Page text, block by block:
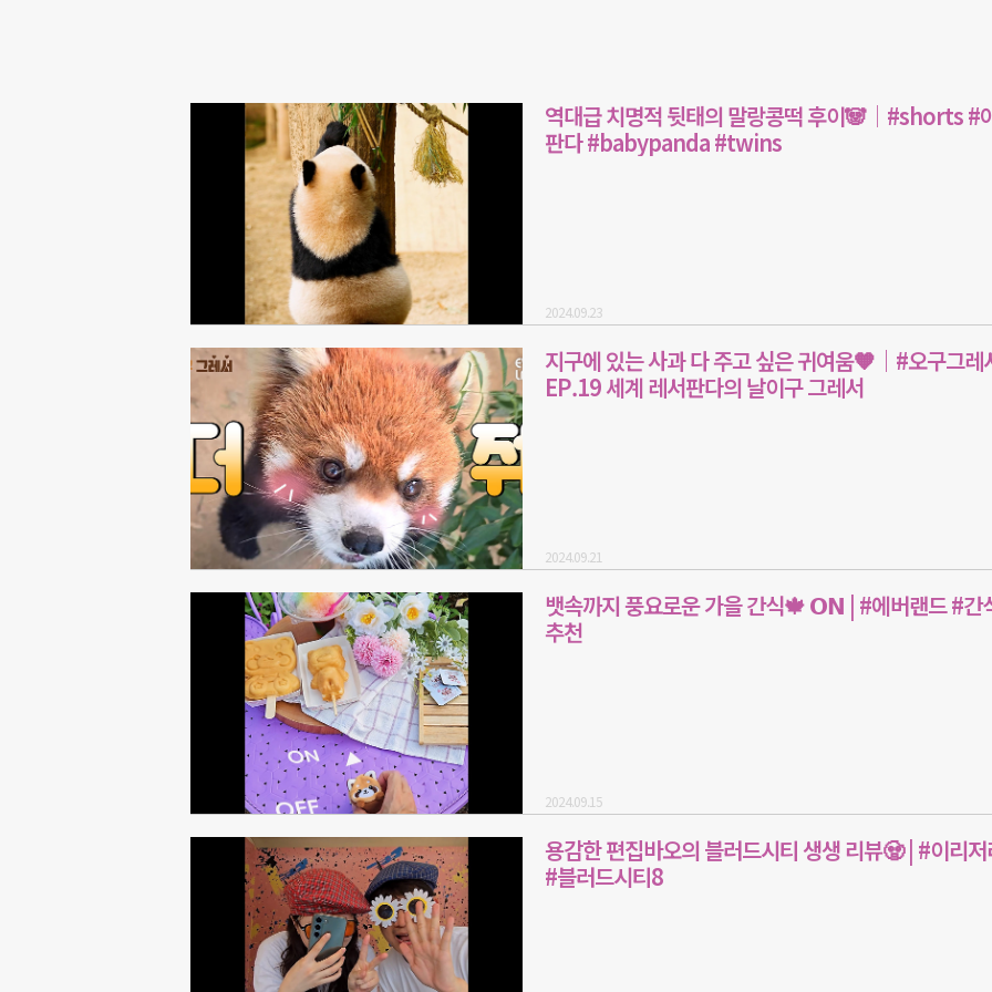
역대급 치명적 뒷태의 말랑콩떡 후이🐼│#shorts #
판다 #babypanda #twins
2024.09.23
지구에 있는 사과 다 주고 싶은 귀여움🧡｜#오구그레
EP.19 세계 레서판다의 날이구 그레서
2024.09.21
뱃속까지 풍요로운 가을 간식🍁 𝗢𝗡 | #에버랜드 #간
추천
2024.09.15
용감한 편집바오의 블러드시티 생생 리뷰🧟 | #이리
#블러드시티8